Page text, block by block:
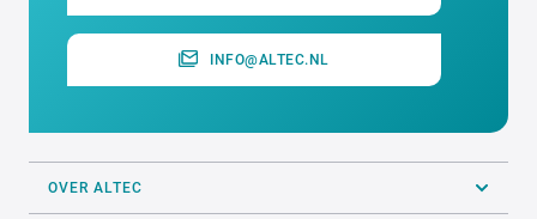
INFO@ALTEC.NL
OVER ALTEC